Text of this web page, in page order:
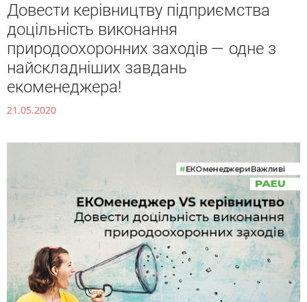
Довести керівництву підприємства
доцільність виконання
природоохоронних заходів — одне з
найскладніших завдань
екоменеджера!
21.05.2020